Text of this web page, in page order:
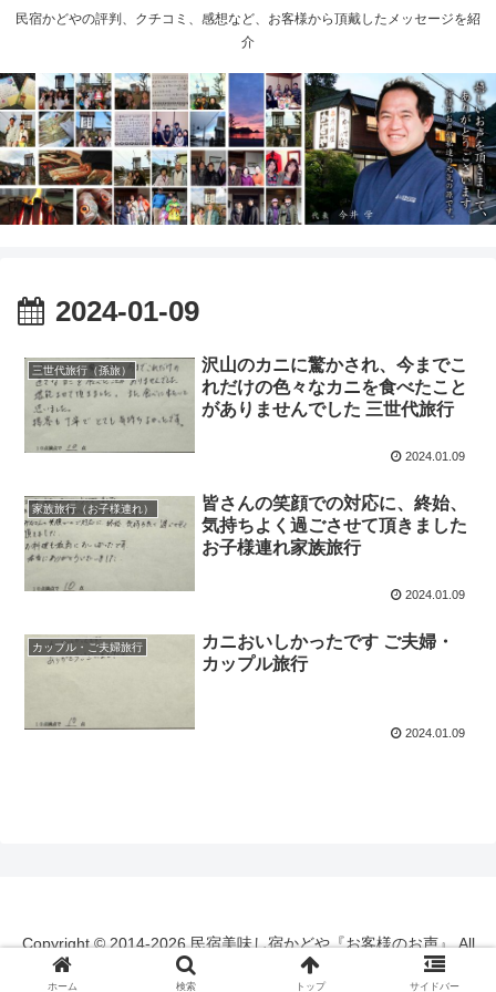
民宿かどやの評判、クチコミ、感想など、お客様から頂戴したメッセージを紹
介
2024-01-09
三世代旅行（孫旅）
沢山のカニに驚かされ、今までこ
れだけの色々なカニを食べたこと
がありませんでした 三世代旅行
2024.01.09
家族旅行（お子様連れ）
皆さんの笑顔での対応に、終始、
気持ちよく過ごさせて頂きました
お子様連れ家族旅行
2024.01.09
カップル・ご夫婦旅行
カニおいしかったです ご夫婦・
カップル旅行
2024.01.09
Copyright © 2014-2026 民宿美味し宿かどや『お客様のお声』 All
Rights Reserved.
ホーム 検索 トップ サイドバー